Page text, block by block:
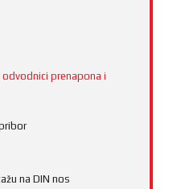
prenapona i
na DIN nos